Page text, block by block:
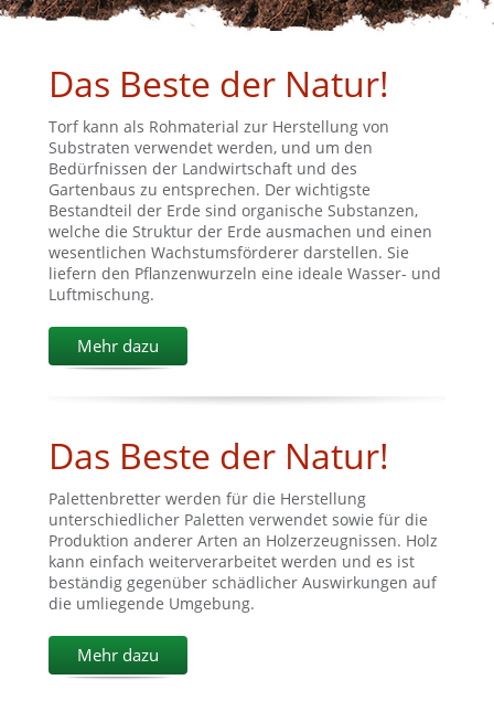
Das Beste der Natur!
Torf kann als Rohmaterial zur Herstellung von
Substraten verwendet werden, und um den
Bedürfnissen der Landwirtschaft und des
Gartenbaus zu entsprechen. Der wichtigste
Bestandteil der Erde sind organische Substanzen,
welche die Struktur der Erde ausmachen und einen
wesentlichen Wachstumsförderer darstellen. Sie
liefern den Pflanzenwurzeln eine ideale Wasser- und
Luftmischung.
Mehr dazu
Das Beste der Natur!
Palettenbretter werden für die Herstellung
unterschiedlicher Paletten verwendet sowie für die
Produktion anderer Arten an Holzerzeugnissen. Holz
kann einfach weiterverarbeitet werden und es ist
beständig gegenüber schädlicher Auswirkungen auf
die umliegende Umgebung.
Mehr dazu